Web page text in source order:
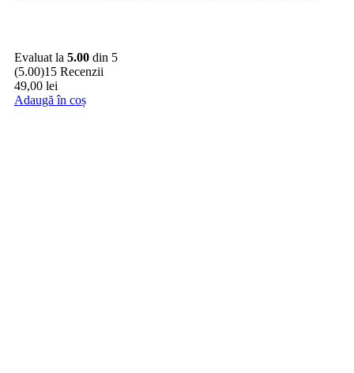
Evaluat la 5.00 din 5
(5.00)15 Recenzii
49,00 lei
Adaugă în coș